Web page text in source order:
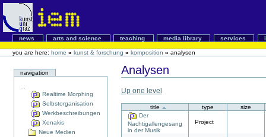
news arts and science teaching media library services
you are here: home » kunst & forschung » komposition » analysen
navigation
Realtime Morphing
Selbstorganisation
Werkbeschreibungen
Xenakis
Neue Medien
Analysen
Up one level
title type
size
Der
Nachtigallengesang
in der Musik
Project